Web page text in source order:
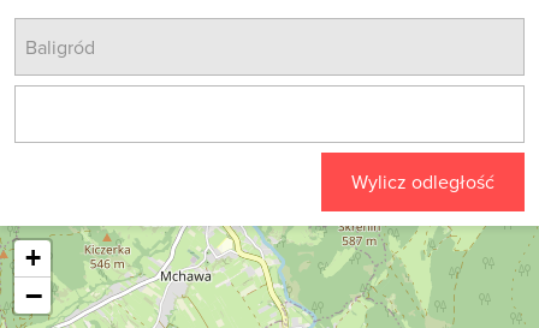
Wylicz odległość
+
−